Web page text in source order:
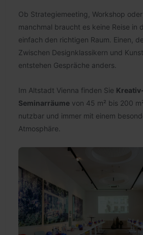
Ob Strategiemeeting, Workshop
manchmal braucht es keine Reise in
einfach den richtigen Raum. Einen,
Zwischen Designklassikern und
entstehen Gespräche anders.
Im Altstadt Vienna finden Sie
Seminarräume von 45 m² bis 200
nutzbar und immer mit einem
Atmosphäre.